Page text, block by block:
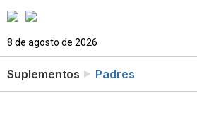
8 de agosto de 2026
Suplementos Padres